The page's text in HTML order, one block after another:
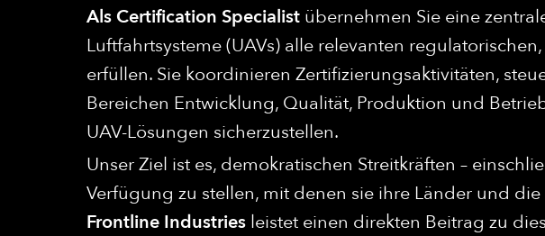
Als Certification Specialist übernehmen Sie eine
Luftfahrtsysteme (UAVs) alle relevanten
erfüllen. Sie koordinieren Zertifizierungsaktivitäten,
Bereichen Entwicklung, Qualität, Produktion und
UAV-Lösungen sicherzustellen.
Unser Ziel ist es, demokratischen Streitkräften –
Verfügung zu stellen, mit denen sie ihre Länder und
Frontline Industries leistet einen direkten Beitrag zu